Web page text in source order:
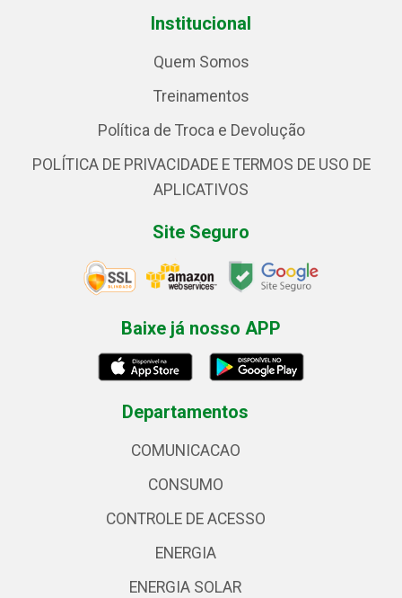
Institucional
Quem Somos
Treinamentos
Política de Troca e Devolução
POLÍTICA DE PRIVACIDADE E TERMOS DE USO DE
APLICATIVOS
Site Seguro
Baixe já nosso APP
Departamentos
COMUNICACAO
CONSUMO
CONTROLE DE ACESSO
ENERGIA
ENERGIA SOLAR